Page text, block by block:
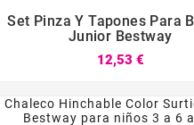
  
Set Pinza Y Tapones Para
Junior Bestway
12,53 €